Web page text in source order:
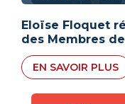
Eloïse Floquet
des Membres
EN SAVOIR PLUS